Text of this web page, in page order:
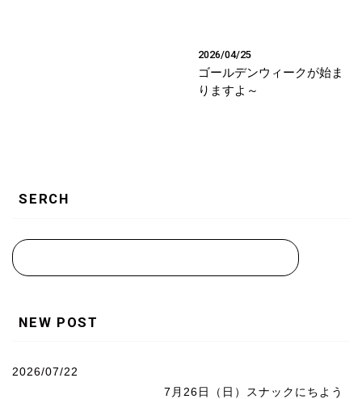
2026/04/25
ゴールデンウィークが始ま
りますよ～
SERCH
NEW POST
2026/07/22
7月26日（日）スナックにちよう